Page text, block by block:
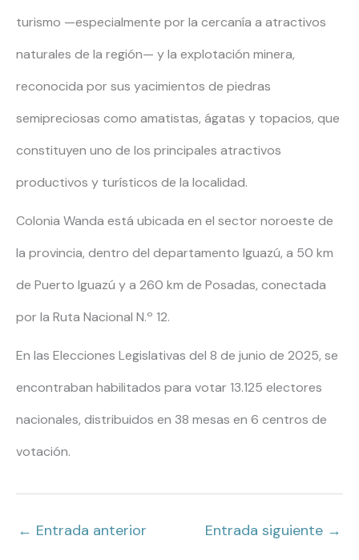
turismo —especialmente por la cercanía a atractivos
naturales de la región— y la explotación minera,
reconocida por sus yacimientos de piedras
semipreciosas como amatistas, ágatas y topacios, que
constituyen uno de los principales atractivos
productivos y turísticos de la localidad.
Colonia Wanda está ubicada en el sector noroeste de
la provincia, dentro del departamento Iguazú, a 50 km
de Puerto Iguazú y a 260 km de Posadas, conectada
por la Ruta Nacional N.º 12.
En las Elecciones Legislativas del 8 de junio de 2025, se
encontraban habilitados para votar 13.125 electores
nacionales, distribuidos en 38 mesas en 6 centros de
votación.
← Entrada anterior Entrada siguiente →